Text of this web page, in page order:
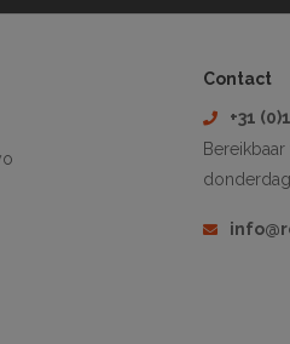
Contact
+31